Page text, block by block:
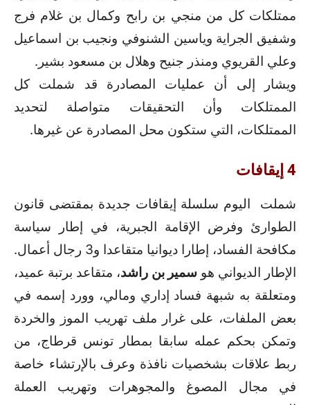
ممتلكات كل من منجي بن رابح وكمال بن غلام فرج
وشفيق الجراية وياسين الشنوفي ونجيب بن اسماعيل
وعلي القريوي ومنذر جنيح وهلال بن مسعود بشير.
ويشار إلى أن عمليات المصادرة قد شملت كل
الممتلكات وأن التحقيقات متواصلة لتحديد
الممتلكات، التي ستكون محل المصادرة عن غيرها.
4 إيقافات
شملت اليوم سلسلة إيقافات جديدة بمقتضى قانون
الطوارئ وفرض الإقامة الجبرية، في إطار سياسة
مكافحة الفساد، إطارا ديوانيا متقاعدا و3 رجال أعمال.
الإطار الديواني هوسمير بن راشد، متقاعد برتبة عميد،
ومتعلقة به شبهة فساد إداري ومالي، وورد إسمه في
بعض الملفات، على غرار ملف تهريب الموز والخردة
وتمكن بحكم عمله سابقا بمطار تونس قرطاج، من
ربط علاقات بشخصيات نافذة وعرف بالإرتشاء خاصة
في مجال المصوغ والمجوهرات وتهريب العملة